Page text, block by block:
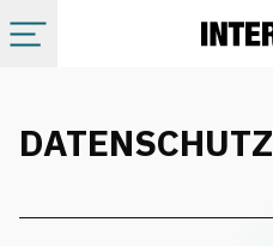
DATENSCHUTZ